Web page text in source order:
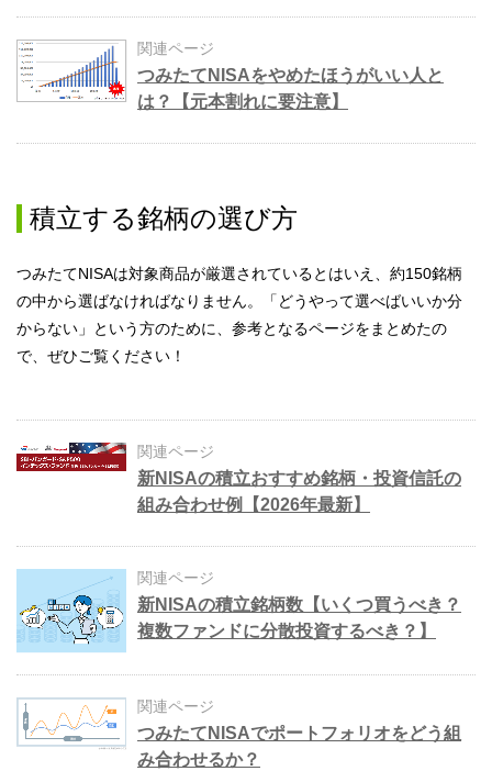
関連ページ
つみたてNISAをやめたほうがいい人と
は？【元本割れに要注意】
積立する銘柄の選び方
つみたてNISAは対象商品が厳選されているとはいえ、約150銘柄
の中から選ばなければなりません。「どうやって選べばいいか分
からない」という方のために、参考となるページをまとめたの
で、ぜひご覧ください！
関連ページ
新NISAの積立おすすめ銘柄・投資信託の
組み合わせ例【2026年最新】
関連ページ
新NISAの積立銘柄数【いくつ買うべき？
複数ファンドに分散投資するべき？】
関連ページ
つみたてNISAでポートフォリオをどう組
み合わせるか？